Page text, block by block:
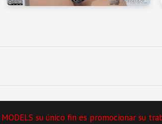
su único fin es promocionar su